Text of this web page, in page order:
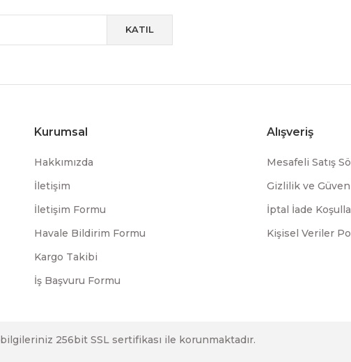
KATIL
Kurumsal
Hakkımızda
İletişim
İletişim Formu
Havale Bildirim Formu
Kargo Takibi
İş Başvuru Formu
Alışveriş
Mesafeli Satış
Gizlilik ve
İptal İade
Kişisel Veriler
256bit SSL sertifikası ile korunmaktadır.